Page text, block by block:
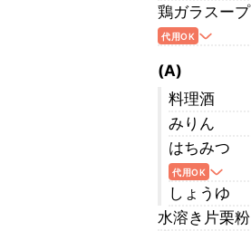
鶏ガラスープ
代用OK
(A)
料理酒
みりん
はちみつ
代用OK
しょうゆ
水溶き片栗粉